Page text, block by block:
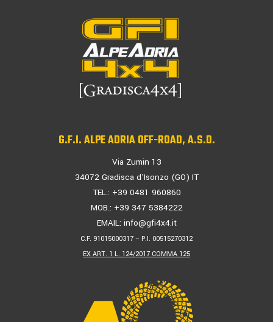
G.F.I. ALPE ADRIA OFF-ROAD, A.S.D.
Via Zumin 13
34072 Gradisca d’Isonzo (GO) IT
TEL.: +39 0481 960860
MOB.: +39 347 5384222
EMAIL: info@gfi4x4.it
C.F. 91015000317 – P.I. 00515270312
EX ART. 1 L. 124/2017 COMMA 125